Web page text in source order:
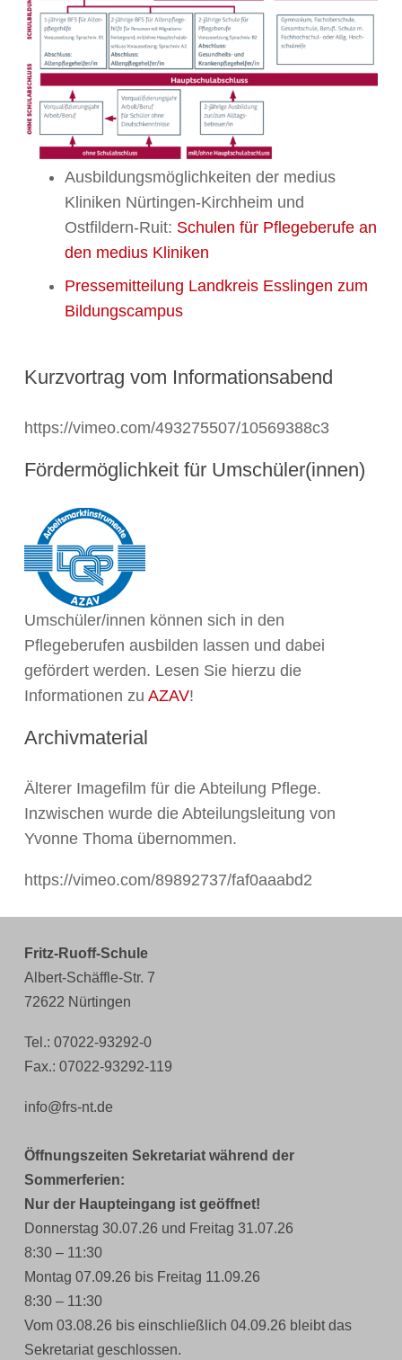
Ausbildungsmöglichkeiten der medius
Kliniken Nürtingen-Kirchheim und
Ostfildern-Ruit: Schulen für Pflegeberufe an
den medius Kliniken
Pressemitteilung Landkreis Esslingen zum
Bildungscampus
Kurzvortrag vom Informationsabend
https://vimeo.com/493275507/10569388c3
Fördermöglichkeit für Umschüler(innen)
Umschüler/innen können sich in den
Pflegeberufen ausbilden lassen und dabei
gefördert werden. Lesen Sie hierzu die
Informationen zu AZAV!
Archivmaterial
Älterer Imagefilm für die Abteilung Pflege.
Inzwischen wurde die Abteilungsleitung von
Yvonne Thoma übernommen.
https://vimeo.com/89892737/faf0aaabd2
Fritz-Ruoff-Schule
Albert-Schäffle-Str. 7
72622 Nürtingen
Tel.: 07022-93292-0
Fax.: 07022-93292-119
info@frs-nt.de
Öffnungszeiten Sekretariat während der
Sommerferien:
Nur der Haupteingang ist geöffnet!
Donnerstag 30.07.26 und Freitag 31.07.26
8:30 – 11:30
Montag 07.09.26 bis Freitag 11.09.26
8:30 – 11:30
Vom 03.08.26 bis einschließlich 04.09.26 bleibt das
Sekretariat geschlossen.